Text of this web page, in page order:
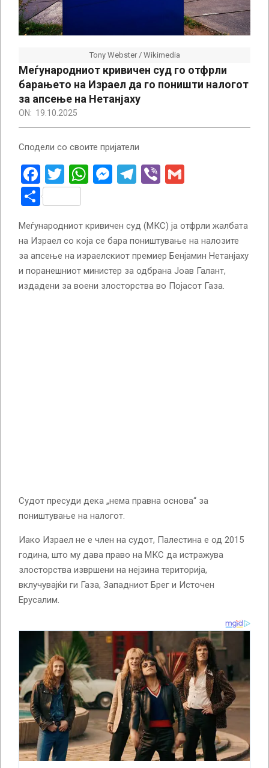
Tony Webster / Wikimedia
Меѓународниот кривичен суд го отфрли
барањето на Израел да го поништи налогот
за апсење на Нетанјаху
ON: 19.10.2025
Сподели со своите пријатели
Facebook
Twitter
WhatsApp
Messenger
Telegram
Viber
Share
Меѓународниот кривичен суд (МКС) ја отфрли жалбата
на Израел со која се бара поништување на налозите
за апсење на израелскиот премиер Бенјамин Нетанјаху
и поранешниот министер за одбрана Јоав Галант,
издадени за воени злосторства во Појасот Газа.
Судот пресуди дека „нема правна основа“ за
поништување на налогот.
Иако Израел не е член на судот, Палестина е од 2015
година, што му дава право на МКС да истражува
злосторства извршени на нејзина територија,
вклучувајќи ги Газа, Западниот Брег и Источен
Ерусалим.